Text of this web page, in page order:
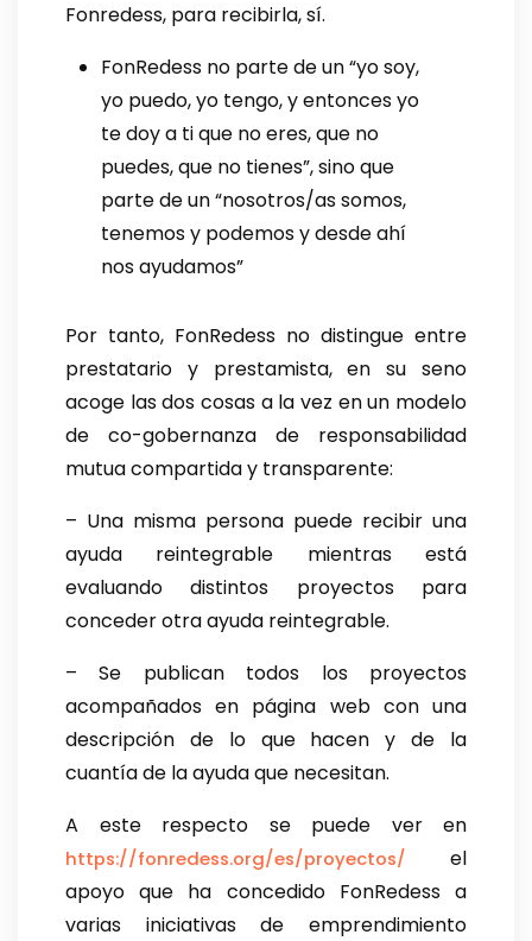
Fonredess, para recibirla, sí.
FonRedess no parte de un “yo soy,
yo puedo, yo tengo, y entonces yo
te doy a ti que no eres, que no
puedes, que no tienes”, sino que
parte de un “nosotros/as somos,
tenemos y podemos y desde ahí
nos ayudamos”
Por tanto, FonRedess no distingue entre
prestatario y prestamista, en su seno
acoge las dos cosas a la vez en un modelo
de co-gobernanza de responsabilidad
mutua compartida y transparente:
– Una misma persona puede recibir una
ayuda reintegrable mientras está
evaluando distintos proyectos para
conceder otra ayuda reintegrable.
– Se publican todos los proyectos
acompañados en página web con una
descripción de lo que hacen y de la
cuantía de la ayuda que necesitan.
A este respecto se puede ver en
https://fonredess.org/es/proyectos/ el
apoyo que ha concedido FonRedess a
varias iniciativas de emprendimiento